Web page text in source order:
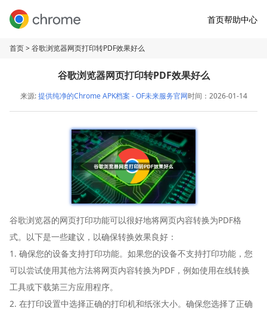
首页帮助中心
首页> 谷歌浏览器网页打印转PDF效果好么
谷歌浏览器网页打印转PDF效果好么
来源:提供纯净的Chrome APK档案 - OF未来服务官网时间：2026-01-14
谷歌浏览器的网页打印功能可以很好地将网页内容转换为PDF格
式。以下是一些建议，以确保转换效果良好：
1. 确保您的设备支持打印功能。如果您的设备不支持打印功能，您
可以尝试使用其他方法将网页内容转换为PDF，例如使用在线转换
工具或下载第三方应用程序。
2. 在打印设置中选择正确的打印机和纸张大小。确保您选择了正确